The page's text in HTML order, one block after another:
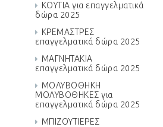
ΚΟΥΤΙΑ για επαγγελματικά
δώρα 2025
ΚΡΕΜΑΣΤΡΕΣ
επαγγελματικά δώρα 2025
ΜΑΓΝΗΤΑΚΙΑ
επαγγελματικά δώρα 2025
ΜΟΛΥΒΟΘΗΚΗ
ΜΟΛΥΒΟΘΗΚΕΣ για
επαγγελματικά δώρα 2025
ΜΠΙΖΟΥΤΙΕΡΕΣ